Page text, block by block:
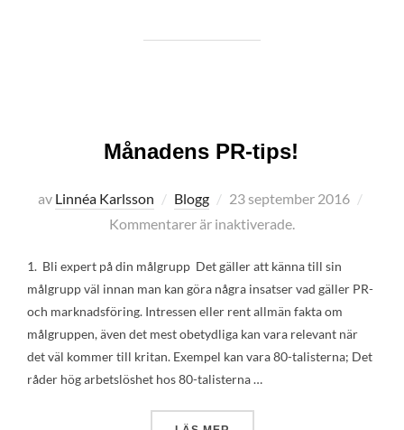
Månadens PR-tips!
av Linnéa Karlsson Blogg
Publicerat
den
23 september 2016
Kommentarer är inaktiverade.
1. Bli expert på din målgrupp Det gäller att känna till sin
målgrupp väl innan man kan göra några insatser vad gäller PR-
och marknadsföring. Intressen eller rent allmän fakta om
målgruppen, även det mest obetydliga kan vara relevant när
det väl kommer till kritan. Exempel kan vara 80-talisterna; Det
råder hög arbetslöshet hos 80-talisterna …